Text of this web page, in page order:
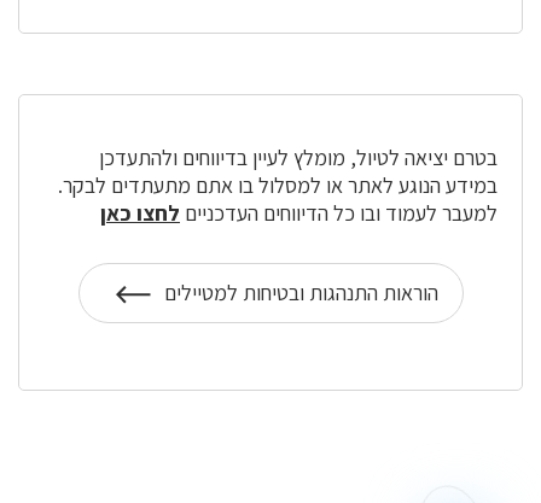
בטרם יציאה לטיול, מומלץ לעיין בדיווחים ולהתעדכן
במידע הנוגע לאתר או למסלול בו אתם מתעתדים לבקר.
למעבר לעמוד ובו כל הדיווחים העדכניים לחצו כאן
הוראות התנהגות ובטיחות למטיילים
על
הוראות